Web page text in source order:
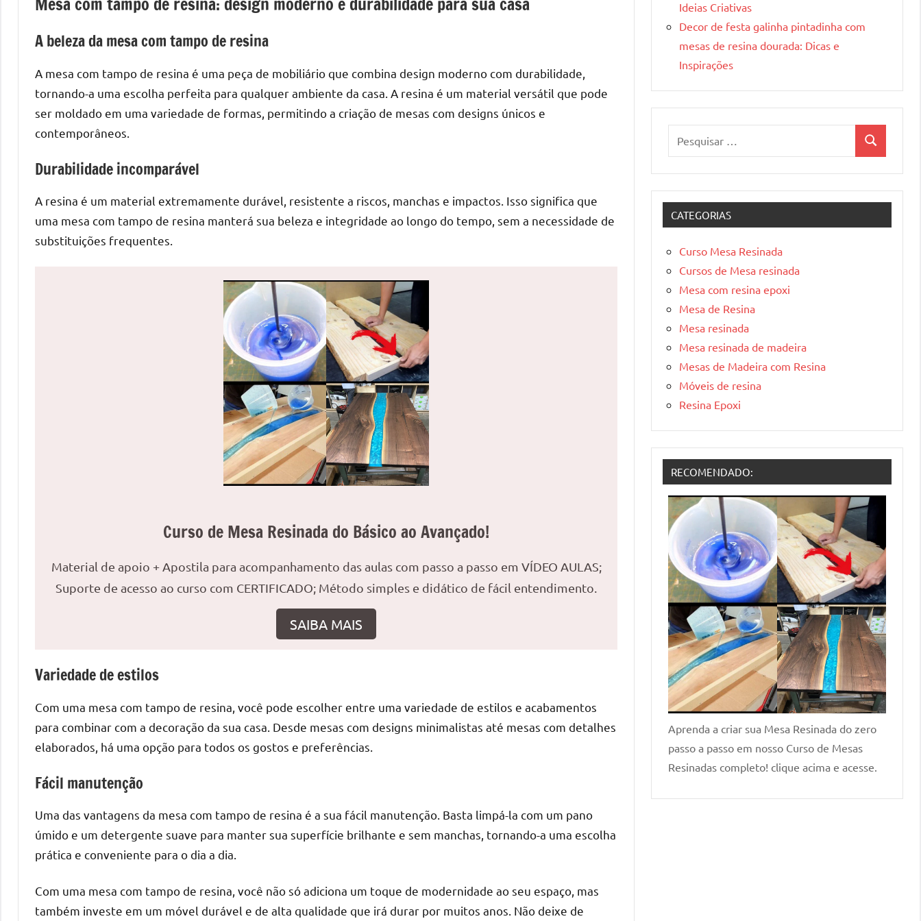
de
de
resina
e
resinadas.
Quer
procura
de
uma
mesa
redonda
para
reuniões
ou
uma
mesa
de
jantar
lugares,
você
encontrará
seu
ambiente
com
conteúdo
é
apresentar
A beleza da mesa com tampo de resina
A mesa com tampo de resina é uma peça de mobiliário que combina design moderno com durabilidade,
tornando-a uma escolha perfeita para qualquer ambiente da casa. A resina é um material versátil que pode
ser moldado em uma variedade de formas, permitindo a criação de mesas com designs únicos e
contemporâneos.
Durabilidade incomparável
A resina é um material extremamente durável, resistente a riscos, manchas e impactos. Isso significa que
uma mesa com tampo de resina manterá sua beleza e integridade ao longo do tempo, sem a necessidade de
substituições frequentes.
Curso de Mesa Resinada do Básico ao Avançado!
Material de apoio + Apostila para acompanhamento das aulas com passo a passo em VÍDEO AULAS;
Suporte de acesso ao curso com CERTIFICADO; Método simples e didático de fácil entendimento.
SAIBA MAIS
Variedade de estilos
Com uma mesa com tampo de resina, você pode escolher entre uma variedade de estilos e acabamentos
para combinar com a decoração da sua casa. Desde mesas com designs minimalistas até mesas com detalhes
elaborados, há uma opção para todos os gostos e preferências.
Fácil manutenção
Uma das vantagens da mesa com tampo de resina é a sua fácil manutenção. Basta limpá-la com um pano
úmido e um detergente suave para manter sua superfície brilhante e sem manchas, tornando-a uma escolha
prática e conveniente para o dia a dia.
Com uma mesa com tampo de resina, você não só adiciona um toque de modernidade ao seu espaço, mas
também investe em um móvel durável e de alta qualidade que irá durar por muitos anos. Não deixe de
Ideias Criativas
Decor de festa galinha pintadinha com
mesas de resina dourada: Dicas e
Inspirações
Pesquisa
CATEGORIAS
Curso Mesa Resinada
Cursos de Mesa resinada
Mesa com resina epoxi
Mesa de Resina
Mesa resinada
Mesa resinada de madeira
Mesas de Madeira com Resina
Móveis de resina
Resina Epoxi
RECOMENDADO:
Aprenda a criar sua Mesa Resinada do zero
passo a passo em nosso Curso de Mesas
Resinadas completo! clique acima e acesse.